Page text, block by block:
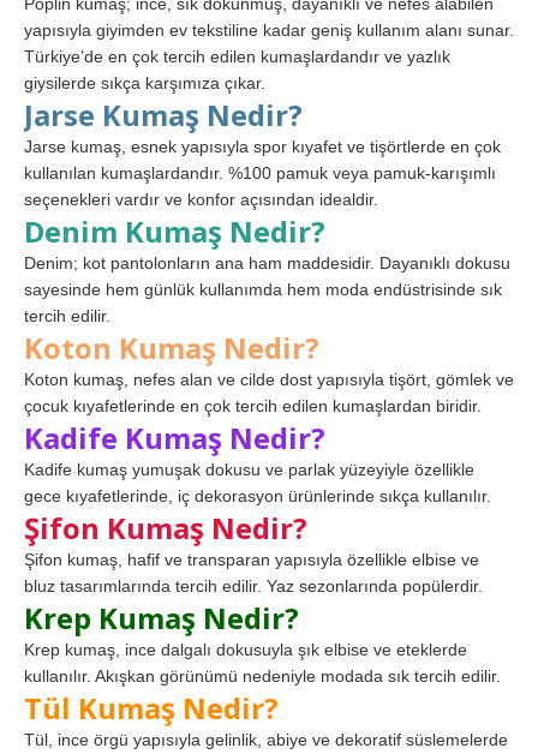
yapısıyla giyimden ev tekstiline kadar geniş kullanım alanı sunar.
Türkiye’de en çok tercih edilen kumaşlardandır ve yazlık
giysilerde sıkça karşımıza çıkar.
Jarse Kumaş Nedir?
Jarse kumaş, esnek yapısıyla spor kıyafet ve tişörtlerde en çok
kullanılan kumaşlardandır. %100 pamuk veya pamuk-karışımlı
seçenekleri vardır ve konfor açısından idealdir.
Denim Kumaş Nedir?
Denim; kot pantolonların ana ham maddesidir. Dayanıklı dokusu
sayesinde hem günlük kullanımda hem moda endüstrisinde sık
tercih edilir.
Koton Kumaş Nedir?
Koton kumaş, nefes alan ve cilde dost yapısıyla tişört, gömlek ve
çocuk kıyafetlerinde en çok tercih edilen kumaşlardan biridir.
Kadife Kumaş Nedir?
Kadife kumaş yumuşak dokusu ve parlak yüzeyiyle özellikle
gece kıyafetlerinde, iç dekorasyon ürünlerinde sıkça kullanılır.
Şifon Kumaş Nedir?
Şifon kumaş, hafif ve transparan yapısıyla özellikle elbise ve
bluz tasarımlarında tercih edilir. Yaz sezonlarında popülerdir.
Krep Kumaş Nedir?
Krep kumaş, ince dalgalı dokusuyla şık elbise ve eteklerde
kullanılır. Akışkan görünümü nedeniyle modada sık tercih edilir.
Tül Kumaş Nedir?
Tül, ince örgü yapısıyla gelinlik, abiye ve dekoratif süslemelerde